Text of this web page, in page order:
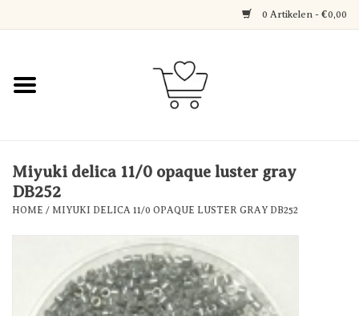
0 Artikelen - €0,00
Home
Decoratie
Over Axelle & Din Hobby
Miyuki delica 11/0 opaque luster gray
DB252
HOME / MIYUKI DELICA 11/0 OPAQUE LUSTER GRAY DB252